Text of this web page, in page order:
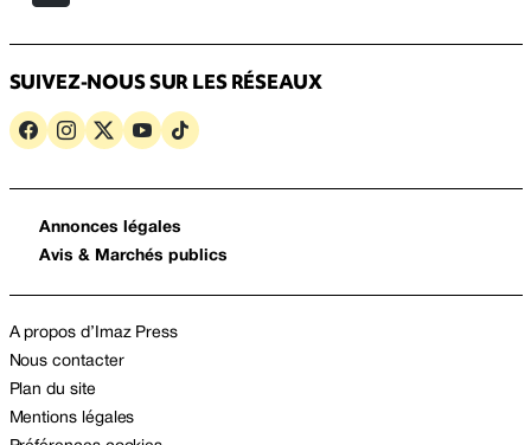
SUIVEZ-NOUS SUR LES RÉSEAUX
Annonces légales
Avis & Marchés publics
A propos d’Imaz Press
Nous contacter
Plan du site
Mentions légales